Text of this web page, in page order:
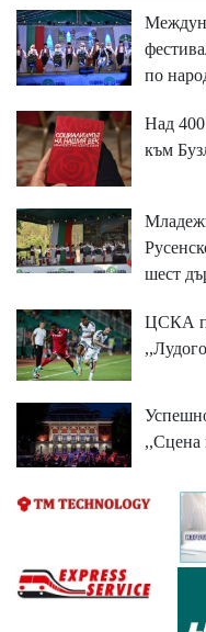
по
Над 400
към
шест
ЦСКА
,,Сцена